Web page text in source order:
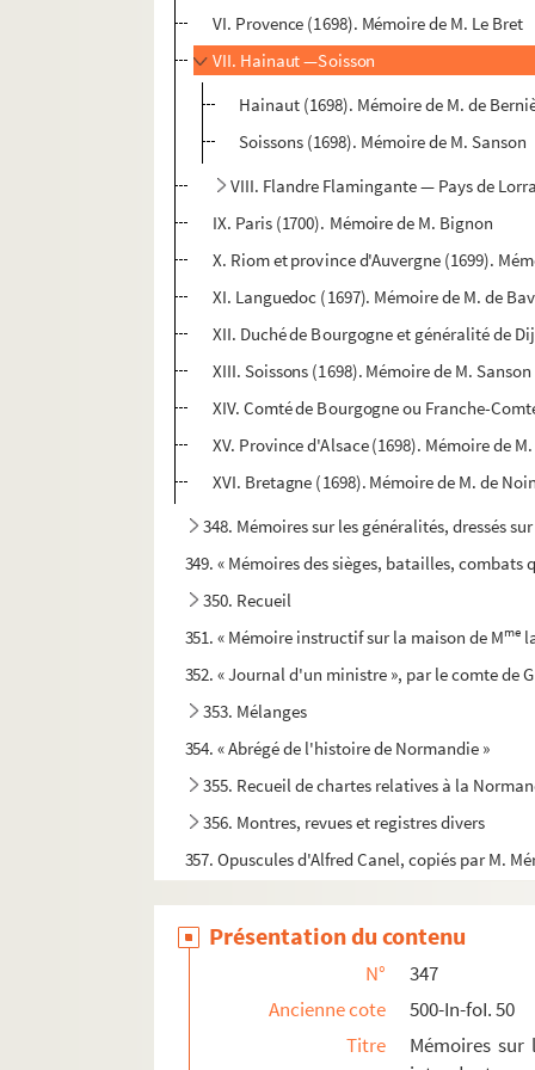
VI. Provence (1698). Mémoire de M. Le Bret
VII. Hainaut —Soisson
Hainaut (1698). Mémoire de M. de
Soissons (1698). Mémoire de M. Sanson
VIII. Flandre Flamingante — Pays de
IX. Paris (1700). Mémoire de M. Bignon
X. Riom et province d'Auvergne (1699).
XI. Languedoc (1697). Mémoire de M. de
XII. Duché de Bourgogne et généralité de
XIII. Soissons (1698). Mémoire de M. Sanson
XIV. Comté de Bourgogne ou Franche-
XV. Province d'Alsace (1698). Mémoire de
XVI. Bretagne (1698). Mémoire de M. de
348. Mémoires sur les généralités, dressés
349. « Mémoires des sièges, batailles,
350. Recueil
351. « Mémoire instructif sur la maison de Mme
352. « Journal d'un ministre », par le comte de
353. Mélanges
354. « Abrégé de l'histoire de Normandie »
355. Recueil de chartes relatives à la
356. Montres, revues et registres divers
357. Opuscules d'Alfred Canel, copiés par M.
359. « Notice sur la part que le Calvados a
360. « Notice sur la part que le Calvados a
361. Plans, cartes et dessins relatifs à la
362. « Recueil de neuf plans tracés à la
Présentation du contenu
N°
347
Ancienne cote
500-In-foI. 50
Titre
Mémoires sur